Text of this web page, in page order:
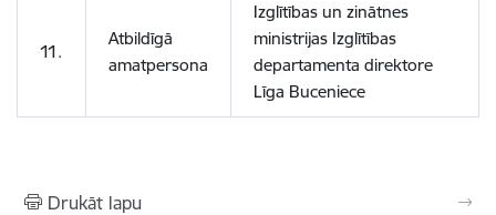
11.
Atbildīgā
amatpersona
Izglītības un zinātnes
ministrijas Izglītības
departamenta direktore
Līga Buceniece
Drukāt lapu